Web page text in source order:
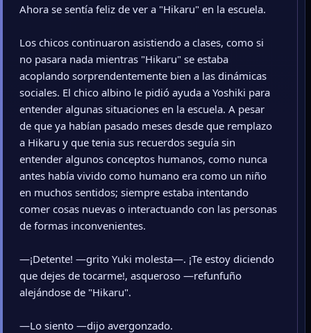
Ahora se sentía feliz de ver a "Hikaru" en la escuela.
Los chicos continuaron asistiendo a clases, como si
no pasara nada mientras "Hikaru" se estaba
acoplando sorprendentemente bien a las dinámicas
sociales. El chico albino le pidió ayuda a Yoshiki para
entender algunas situaciones en la escuela. A pesar
de que ya habían pasado meses desde que remplazo
a Hikaru y que tenia sus recuerdos seguía sin
entender algunos conceptos humanos, como nunca
antes había vivido como humano era como un niño
en muchos sentidos; siempre estaba intentando
comer cosas nuevas o interactuando con las personas
de formas inconvenientes.
—¡Detente! —grito Yuki molesta—. ¡Te estoy diciendo
que dejes de tocarme!, asqueroso —refunfuño
alejándose de "Hikaru".
—Lo siento —dijo avergonzado.